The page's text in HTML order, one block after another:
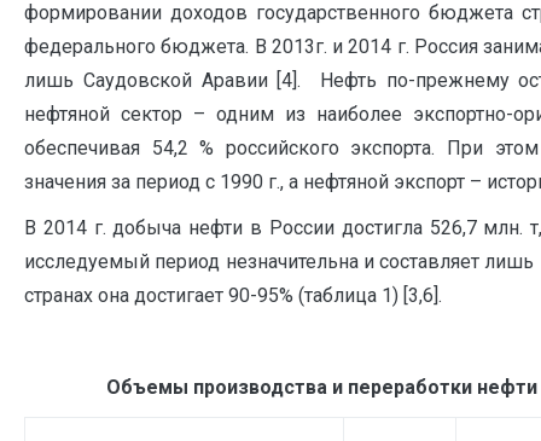
формировании доходов государственного бюджета
федерального бюджета. В 2013г. и 2014 г. Россия
лишь Саудовской Аравии [4]. Нефть по-прежнему
нефтяной сектор – одним из наиболее экспортно-
обеспечивая 54,2 % российского экспорта. При
значения за период с 1990 г., а нефтяной экспорт –
В 2014 г. добыча нефти в России достигла 526,7 млн.
исследуемый период незначительна и составляет
странах она достигает 90-95% (таблица 1) [3,6].
Объемы производства и переработки